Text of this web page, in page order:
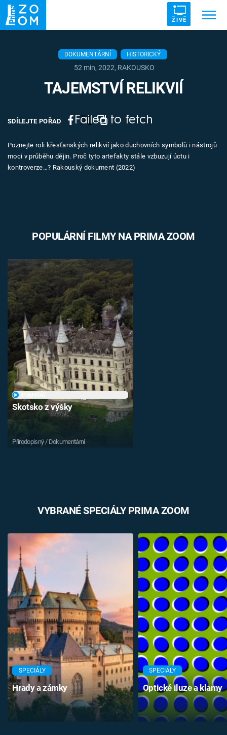
ŽIVĚ
ZRÁDCI UFO DRUHÁ SVĚTOVÁ VÁLKA
VETŘELCI DÁVNOVĚKU
Témata
Časopis
Sledujte prima+
Přihlášení
Sledujte nás
DOKUMENTÁRNÍ HISTORICKÝ
52 min, 2022, RAKOUSKO
TAJEMSTVÍ RELIKVIÍ
Failed to fetch
SDÍLEJTE POŘAD
Poznejte roli křesťanských relikvií jako duchovních symbolů i nástrojů
moci v průběhu dějin. Proč tyto artefakty stále vzbuzují úctu i
kontroverze…? Rakouský dokument (2022)
POPULÁRNÍ FILMY NA PRIMA ZOOM
Skotsko z výšky
Přírodopisný / Dokumentární
VYBRANÉ SPECIÁLY PRIMA ZOOM
SPECIÁLY
Hrady a zámky
SPECIÁLY
Optické iluze a klamy